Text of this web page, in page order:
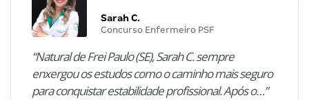
Sarah C.
Concurso Enfermeiro PSF
“Natural de Frei Paulo (SE), Sarah C. sempre
enxergou os estudos como o caminho mais seguro
para conquistar estabilidade profissional. Após o…”